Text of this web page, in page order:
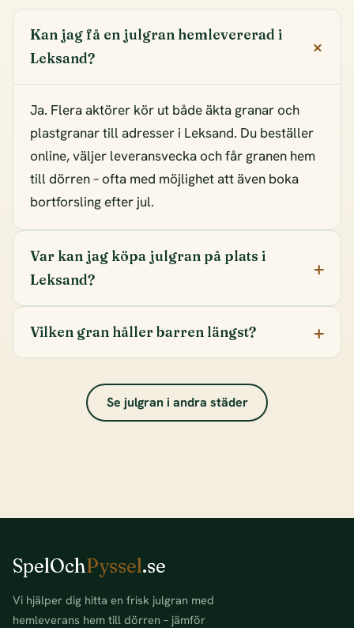
Kan jag få en julgran hemlevererad i
Leksand?
Ja. Flera aktörer kör ut både äkta granar och
plastgranar till adresser i Leksand. Du beställer
online, väljer leveransvecka och får granen hem
till dörren – ofta med möjlighet att även boka
bortforsling efter jul.
Var kan jag köpa julgran på plats i
Leksand?
Vilken gran håller barren längst?
Se julgran i andra städer
SpelOchPyssel.se
Vi hjälper dig hitta en frisk julgran med
hemleverans hem till dörren – jämför